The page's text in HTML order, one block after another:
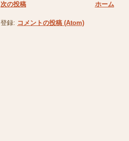
次の投稿 ホーム
登録: コメントの投稿 (Atom)